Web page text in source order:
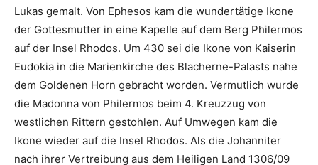
Lukas gemalt. Von Ephesos kam die wundertätige Ikone
der Gottesmutter in eine Kapelle auf dem Berg Philermos
auf der Insel Rhodos. Um 430 sei die Ikone von Kaiserin
Eudokia in die Marienkirche des Blacherne-Palasts nahe
dem Goldenen Horn gebracht worden. Vermutlich wurde
die Madonna von Philermos beim 4. Kreuzzug von
westlichen Rittern gestohlen. Auf Umwegen kam die
Ikone wieder auf die Insel Rhodos. Als die Johanniter
nach ihrer Vertreibung aus dem Heiligen Land 1306/09